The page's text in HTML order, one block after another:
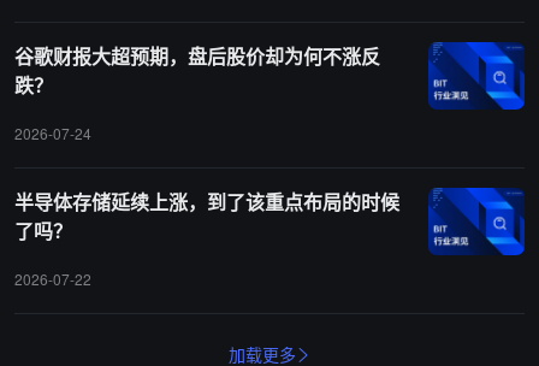
谷歌财报大超预期，盘后股价却为何不涨反
跌？
2026-07-24
半导体存储延续上涨，到了该重点布局的时候
了吗？
2026-07-22
加载更多